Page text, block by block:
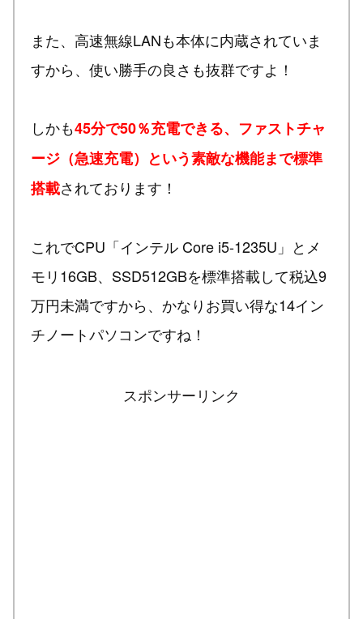
また、高速無線LANも本体に内蔵されていま
すから、使い勝手の良さも抜群ですよ！
しかも45分で50％充電できる、ファストチャ
ージ（急速充電）という素敵な機能まで標準
搭載されております！
これでCPU「インテル Core i5-1235U」とメ
モリ16GB、SSD512GBを標準搭載して税込9
万円未満ですから、かなりお買い得な14イン
チノートパソコンですね！
スポンサーリンク